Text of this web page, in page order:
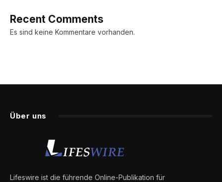
Recent Comments
Es sind keine Kommentare vorhanden.
Über uns
Lifeswire ist die führende Online-Publikation für